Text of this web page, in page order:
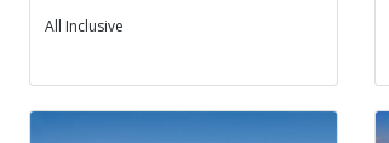
All Inclusive